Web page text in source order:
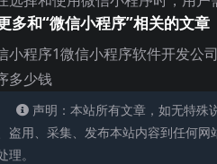
多和“微信小程序”相关的文章
小程序1微信小程序软件开发公
多少钱
声明：本站所有文章，如无特殊
盗用、采集、发布本站内容到任何
理。